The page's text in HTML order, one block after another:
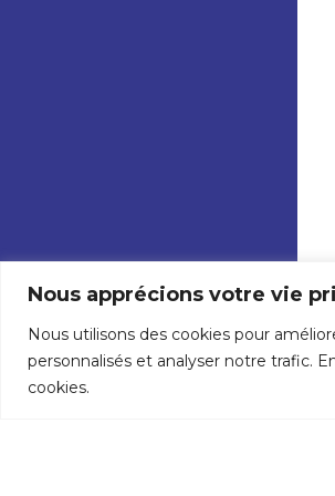
Nous apprécions votre vie
Nous utilisons des cookies pour
personnalisés et analyser notre trafic.
cookies.